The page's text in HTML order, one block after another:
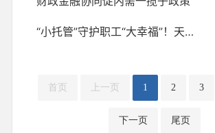
“小托管”守护职工“大幸福”！天门市财政局2026年寒假爱心托管班开班
首页 上一页 1 2 3
下一页 尾页